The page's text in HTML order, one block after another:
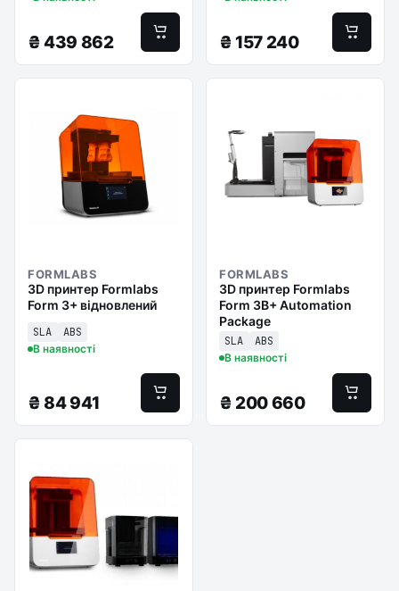
₴ 439 862 ₴ 157 240
FORMLABS
3D принтер Formlabs
Form 3+ відновлений
SLA ABS
В наявності
₴ 84 941
FORMLABS
3D принтер Formlabs
Form 3B+ Automation
Package
SLA ABS
В наявності
₴ 200 660